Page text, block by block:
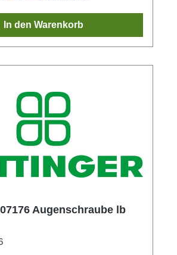
In den Warenkorb
Augenschraube lb